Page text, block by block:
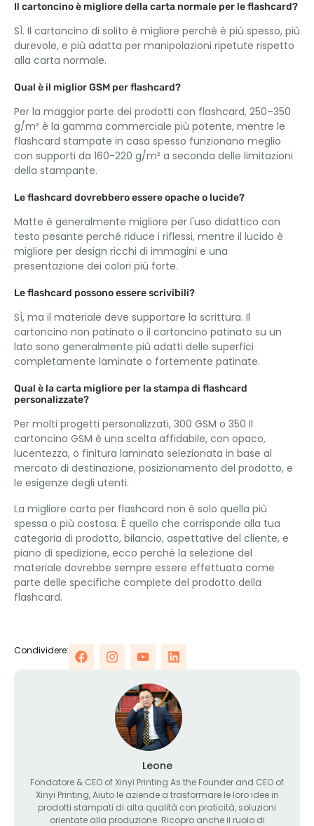
Il cartoncino è migliore della carta normale per le flashcard?
SÌ. Il cartoncino di solito è migliore perché è più spesso, più
durevole, e più adatta per manipolazioni ripetute rispetto
alla carta normale.
Qual è il miglior GSM per flashcard?
Per la maggior parte dei prodotti con flashcard, 250–350
g/m² è la gamma commerciale più potente, mentre le
flashcard stampate in casa spesso funzionano meglio
con supporti da 160-220 g/m² a seconda delle limitazioni
della stampante.
Le flashcard dovrebbero essere opache o lucide?
Matte è generalmente migliore per l'uso didattico con
testo pesante perché riduce i riflessi, mentre il lucido è
migliore per design ricchi di immagini e una
presentazione dei colori più forte.
Le flashcard possono essere scrivibili?
SÌ, ma il materiale deve supportare la scrittura. Il
cartoncino non patinato o il cartoncino patinato su un
lato sono generalmente più adatti delle superfici
completamente laminate o fortemente patinate.
Qual è la carta migliore per la stampa di flashcard
personalizzate?
Per molti progetti personalizzati, 300 GSM o 350 Il
cartoncino GSM è una scelta affidabile, con opaco,
lucentezza, o finitura laminata selezionata in base al
mercato di destinazione, posizionamento del prodotto, e
le esigenze degli utenti.
La migliore carta per flashcard non è solo quella più
spessa o più costosa. È quello che corrisponde alla tua
categoria di prodotto, bilancio, aspettative del cliente, e
piano di spedizione, ecco perché la selezione del
materiale dovrebbe sempre essere effettuata come
parte delle specifiche complete del prodotto della
flashcard.
Condividere:
Leone
Fondatore & CEO of Xinyi Printing As the Founder and CEO of
Xinyi Printing, Aiuto le aziende a trasformare le loro idee in
prodotti stampati di alta qualità con praticità, soluzioni
orientate alla produzione. Ricopro anche il ruolo di